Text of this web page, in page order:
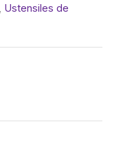
, Ustensiles de